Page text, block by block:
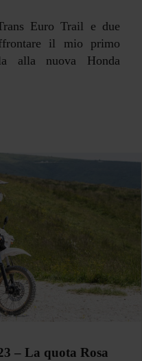
Euro Trail e due
il mio primo
alla nuova Honda
– La quota Rosa